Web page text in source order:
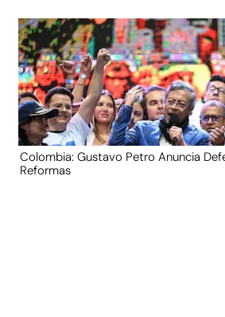
Colombia: Gustavo Petro Anuncia
Reformas